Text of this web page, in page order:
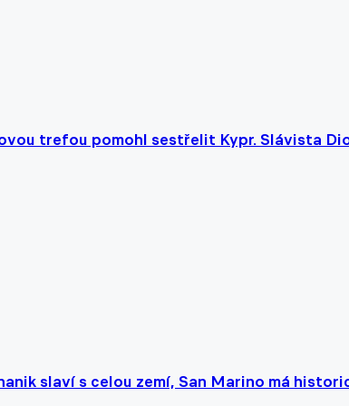
trefou pomohl sestřelit Kypr. Slávista
slaví s celou zemí, San Marino má